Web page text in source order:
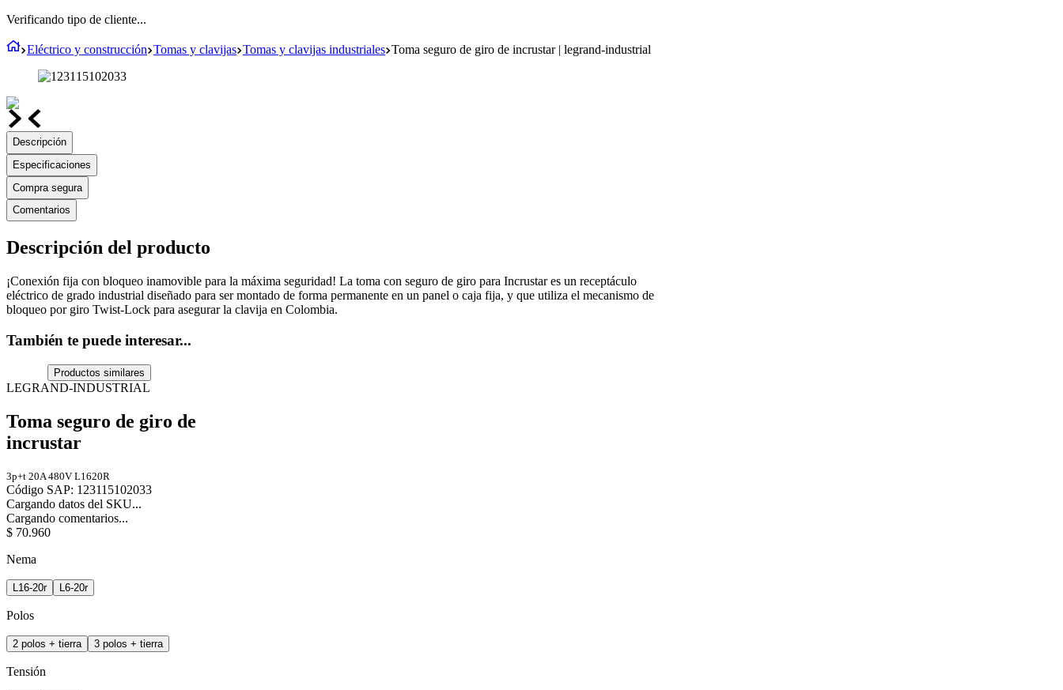
Verificando tipo de cliente...
Eléctrico y construcción Tomas y clavijas Tomas y clavijas industriales Toma seguro de giro de incrustar | legrand-industrial
Descripción
Especificaciones
Compra segura
Comentarios
Descripción del producto
¡Conexión fija con bloqueo inamovible para la máxima seguridad! La toma con seguro de giro para Incrustar es un receptáculo
eléctrico de grado industrial diseñado para ser montado de forma permanente en un panel o caja fija, y que utiliza el mecanismo de
bloqueo por giro Twist-Lock para asegurar la clavija en Colombia.
También te puede interesar...
Productos similares
LEGRAND-INDUSTRIAL
Toma seguro de giro de
incrustar
3p+t 20A 480V L1620R
Código SAP: 123115102033
Cargando datos del SKU...
Cargando comentarios...
$ 70.960
Nema
L16-20r L6-20r
Polos
2 polos + tierra 3 polos + tierra
Tensión